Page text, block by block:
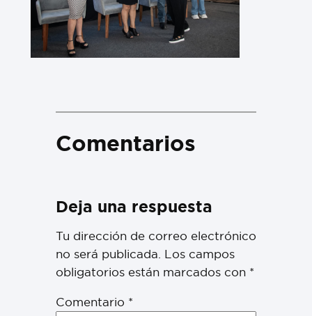
Comentarios
Deja una respuesta
Tu dirección de correo electrónico
no será publicada. Los campos
obligatorios están marcados con *
Comentario *